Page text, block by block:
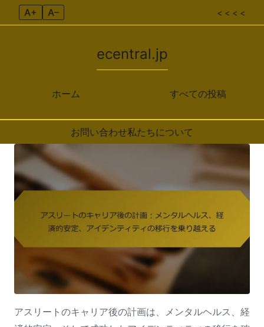
A+ A– < < < <
ホーム
ecentral.jp
すべての投稿
お問い合わせ私たちについて
Skip to content
アスリートのキャリア後の計画は、メンタルヘルス、経